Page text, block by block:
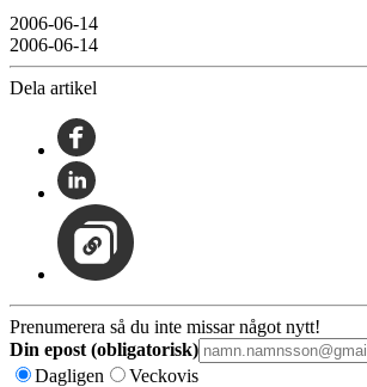
2006-06-14
2006-06-14
Dela artikel
Prenumerera så du inte missar något nytt!
Din epost (obligatorisk)
Dagligen
Veckovis